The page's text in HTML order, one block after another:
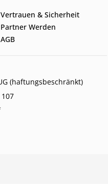
Vertrauen & Sicherheit
Partner Werden
AGB
(haftungsbeschränkt)